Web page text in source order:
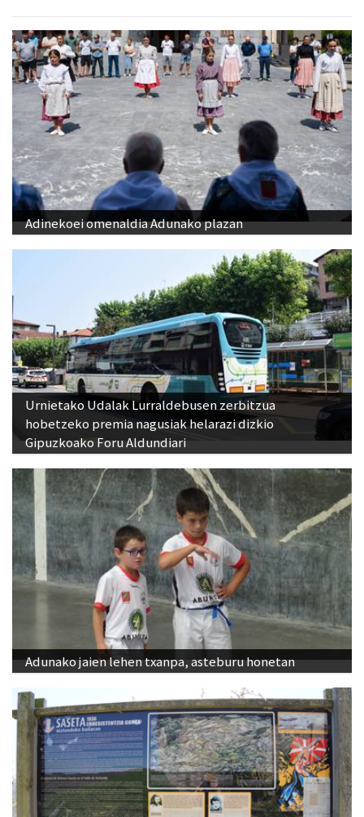
Adinekoei omenaldia Adunako plazan
Urnietako Udalak Lurraldebusen zerbitzua
hobetzeko premia nagusiak helarazi dizkio
Gipuzkoako Foru Aldundiari
Adunako jaien lehen txanpa, asteburu honetan